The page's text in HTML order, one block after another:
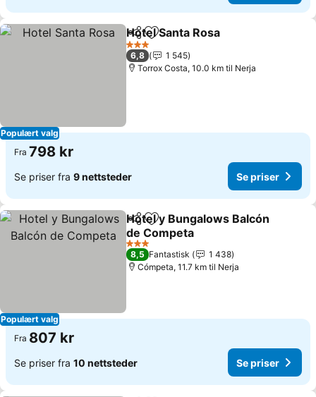
Populært valg
Del Legg til i favoritter
Hotel Santa Rosa
3 Stjerner
6,8
1 545
Torrox Costa, 10.0 km til Nerja
Fra 798 kr
Se priser fra 9 nettsteder Se priser
Populært valg
Del Legg til i favoritter
Hotel y Bungalows Balcón
de Competa
3 Stjerner
8,5 Fantastisk
1 438
Cómpeta, 11.7 km til Nerja
Fra 807 kr
Se priser fra 10 nettsteder Se priser